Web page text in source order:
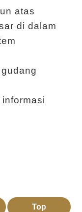
atas
di dalam
Top